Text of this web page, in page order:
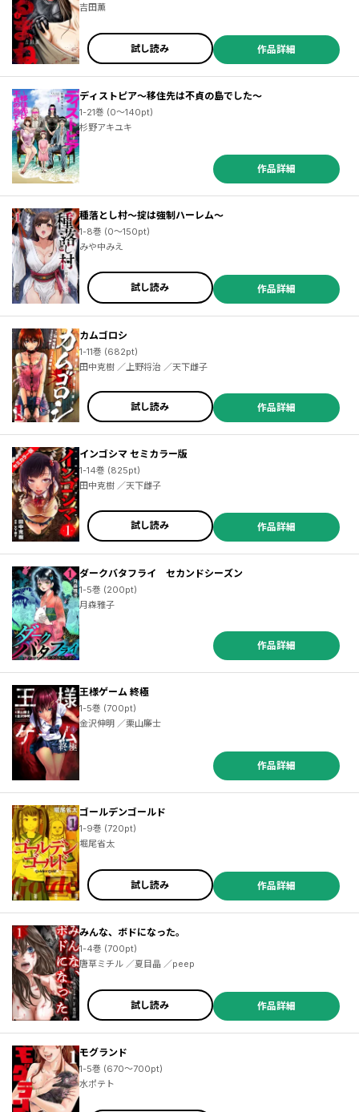
吉田薫
試し読み 作品詳細
ディストピア～移住先は不貞の島でした～
1-21巻 (0～140pt)
杉野アキユキ
作品詳細
種落とし村～掟は強制ハーレム～
1-8巻 (0～150pt)
みや中みえ
試し読み 作品詳細
カムゴロシ
1-11巻 (682pt)
田中克樹 ／上野将治 ／天下雌子
試し読み 作品詳細
インゴシマ セミカラー版
1-14巻 (825pt)
田中克樹 ／天下雌子
試し読み 作品詳細
ダークバタフライ セカンドシーズン
1-5巻 (200pt)
月森雅子
作品詳細
王様ゲーム 終極
1-5巻 (700pt)
金沢伸明 ／栗山廉士
作品詳細
ゴールデンゴールド
1-9巻 (720pt)
堀尾省太
試し読み 作品詳細
みんな、ボドになった。
1-4巻 (700pt)
唐草ミチル ／夏目晶 ／peep
試し読み 作品詳細
モグランド
1-5巻 (670～700pt)
水ポテト